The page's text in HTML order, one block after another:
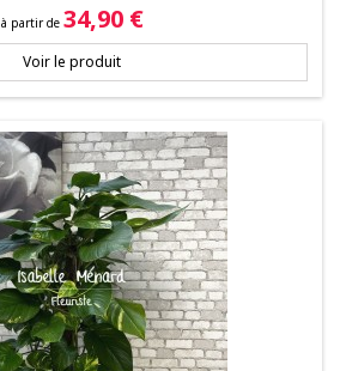
Prix
à partir de 34,90 €
Voir le produit